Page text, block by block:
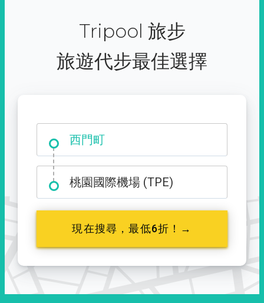
Tripool 旅步
旅遊代步最佳選擇
西門町
桃園國際機場 (TPE)
現在搜尋，最低6折！→